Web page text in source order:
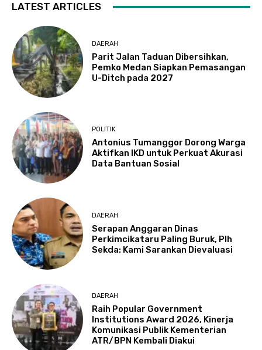
LATEST ARTICLES
DAERAH
Parit Jalan Taduan Dibersihkan,
Pemko Medan Siapkan Pemasangan
U-Ditch pada 2027
POLITIK
Antonius Tumanggor Dorong Warga
Aktifkan IKD untuk Perkuat Akurasi
Data Bantuan Sosial
DAERAH
Serapan Anggaran Dinas
Perkimcikataru Paling Buruk, Plh
Sekda: Kami Sarankan Dievaluasi
DAERAH
Raih Popular Government
Institutions Award 2026, Kinerja
Komunikasi Publik Kementerian
ATR/BPN Kembali Diakui